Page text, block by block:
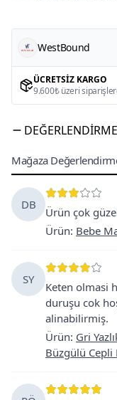
WestBound
ÜCRETSIZ KARGO
9.600₺ üzeri
Mağaza
DB
Ürün çok
Ürün: Bebe
SY
Keten olmasi
duruşu cok
alinabilirmiş.
Ürün: Gri
Büzgülü Cepli